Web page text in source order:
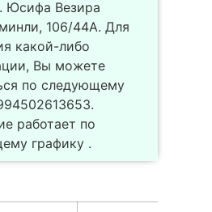
Юсифа Везира
106/44A. Для
какой-либо
Вы можете
по следующему
работает по
графику .